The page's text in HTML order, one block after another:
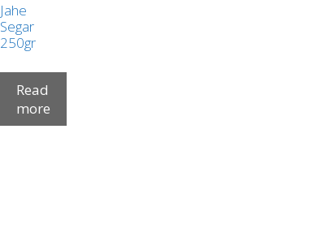
Jahe
Segar
250gr
Read
more